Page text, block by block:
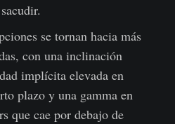
se tornan hacia más
con una inclinación
implícita elevada en
plazo y una gamma en
que cae por debajo de